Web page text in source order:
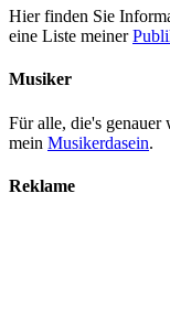
Hier finden Sie
eine Liste meiner
Musiker
Für alle, die's genauer
mein Musikerdasein.
Reklame